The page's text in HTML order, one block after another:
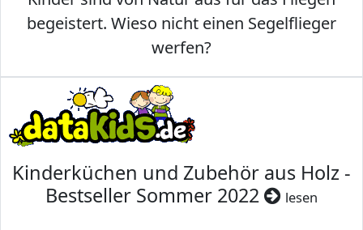
begeistert. Wieso nicht einen Segelflieger
werfen?
Kinderküchen und Zubehör aus Holz -
Bestseller Sommer 2022
lesen